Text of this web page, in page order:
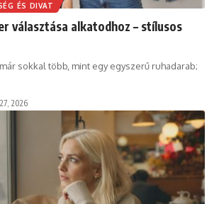
ÉS DIVAT
választása alkatodhoz – stílusos
sokkal több, mint egy egyszerű ruhadarab;
2026